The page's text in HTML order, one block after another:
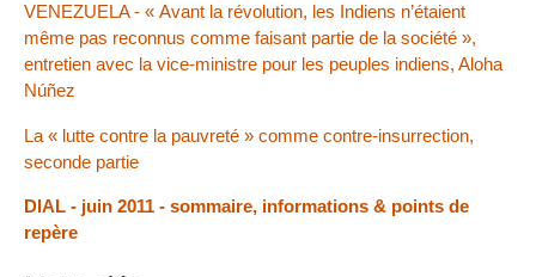
VENEZUELA - « Avant la révolution, les Indiens n’étaient
même pas reconnus comme faisant partie de la société »,
entretien avec la vice-ministre pour les peuples indiens, Aloha
Núñez
La « lutte contre la pauvreté » comme contre-insurrection,
seconde partie
DIAL - juin 2011 - sommaire, informations & points de
repère